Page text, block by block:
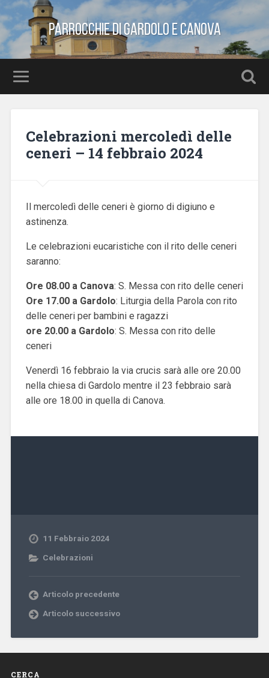
Parrocchie di Gardolo e Canova
Celebrazioni mercoledì delle
ceneri – 14 febbraio 2024
Il mercoledì delle ceneri è giorno di digiuno e
astinenza.
Le celebrazioni eucaristiche con il rito delle ceneri
saranno:
Ore 08.00 a Canova: S. Messa con rito delle ceneri
Ore 17.00 a Gardolo: Liturgia della Parola con rito
delle ceneri per bambini e ragazzi
ore 20.00 a Gardolo: S. Messa con rito delle
ceneri
Venerdì 16 febbraio la via crucis sarà alle ore 20.00
nella chiesa di Gardolo mentre il 23 febbraio sarà
alle ore 18.00 in quella di Canova.
11 Febbraio 2024
Celebrazioni
Articolo precedente
Articolo successivo
CERCA